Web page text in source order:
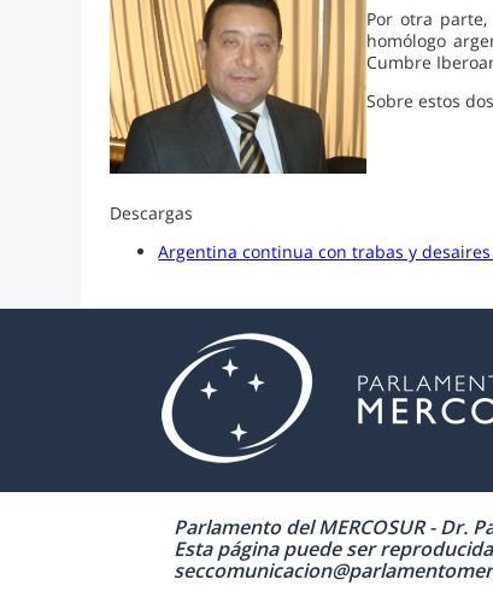
Por otra
homólogo
Cumbre
Sobre estos
Descargas
Argentina continua con trabas y
Parlamento del MERCOSUR - Dr.
Esta página puede ser